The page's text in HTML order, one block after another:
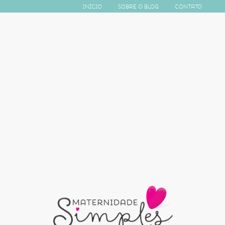
Início Sobre o Blog Contato